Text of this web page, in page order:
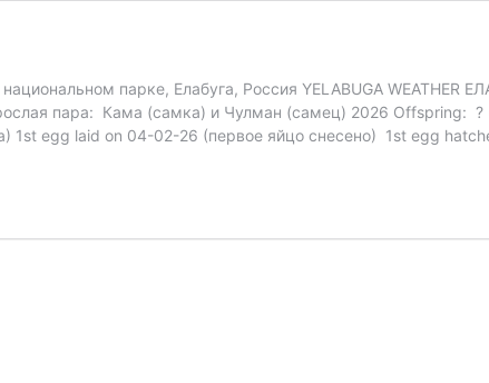
парке, Елабуга, Россия YELABUGA
пара: Кама (самка) и Чулман (самец) 2026 Offspring:
1st egg laid on 04-02-26 (первое яйцо снесено) 1st egg